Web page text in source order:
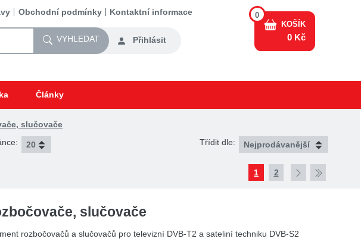
Obchodní podmínky Kontaktní informace
Přihlásit
VYHLEDAT
0
KOŠÍK
0 Kč
Články
slučovače
Třídit dle:
1 2
slučovače
rozbočovačů a slučovačů pro televizní DVB-T2 a sateliní techniku DVB-S2